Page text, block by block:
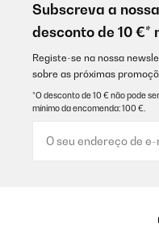
Subscreva a
desconto de 10 €*
Registe-se na nossa
sobre as próximas
*O desconto de 10 € não pode
mínimo da encomenda: 100 €.